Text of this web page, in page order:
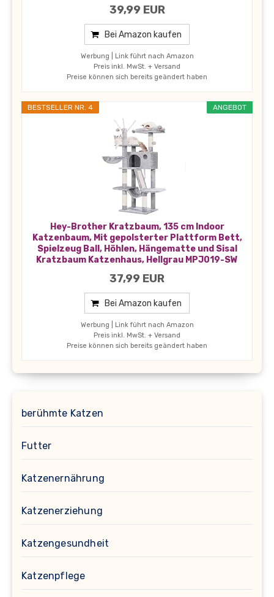
39,99 EUR
Bei Amazon kaufen
Werbung | Link führt nach Amazon
Preis inkl. MwSt. + Versand
Preise können sich bereits geändert haben
ANGEBOT
BESTSELLER NR. 4
Hey-Brother Kratzbaum, 135 cm Indoor
Katzenbaum, Mit gepolsterter Plattform Bett,
Spielzeug Ball, Höhlen, Hängematte und Sisal
Kratzbaum Katzenhaus, Hellgrau MPJ019-SW
37,99 EUR
Bei Amazon kaufen
Werbung | Link führt nach Amazon
Preis inkl. MwSt. + Versand
Preise können sich bereits geändert haben
berühmte Katzen
Futter
Katzenernährung
Katzenerziehung
Katzengesundheit
Katzenpflege